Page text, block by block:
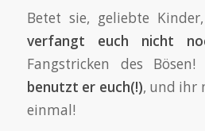
Betet sie, geliebte
verfangt euch nicht
Fangstricken des Bösen!
benutzt er euch(!), und ihr
einmal!